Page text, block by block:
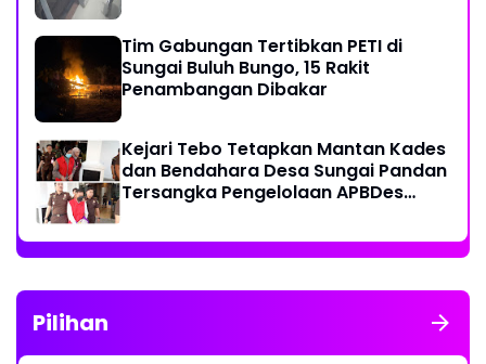
Tim Gabungan Tertibkan PETI di
Sungai Buluh Bungo, 15 Rakit
Penambangan Dibakar
Kejari Tebo Tetapkan Mantan Kades
dan Bendahara Desa Sungai Pandan
Tersangka Pengelolaan APBDes
Pilihan